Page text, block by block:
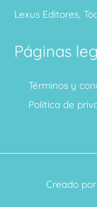
Lexus Editores,
Páginas
Términos y
Política de
Creado por